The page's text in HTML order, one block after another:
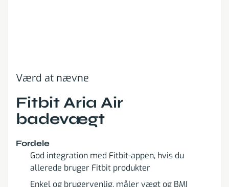
Værd at nævne
Fitbit Aria Air
badevægt
Fordele
God integration med Fitbit-appen, hvis du
allerede bruger Fitbit produkter
Enkel og brugervenlig, måler vægt og BMI